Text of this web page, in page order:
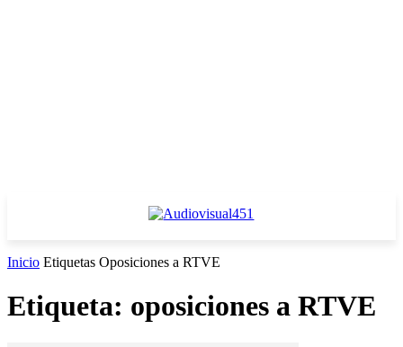
Inicio Etiquetas Oposiciones a RTVE
Etiqueta: oposiciones a RTVE